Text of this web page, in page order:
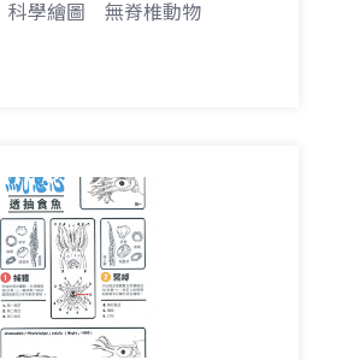
科學繪圖 無脊椎動物